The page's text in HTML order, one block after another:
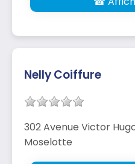
Nelly Coiffure
302 Avenue Victor
Moselotte